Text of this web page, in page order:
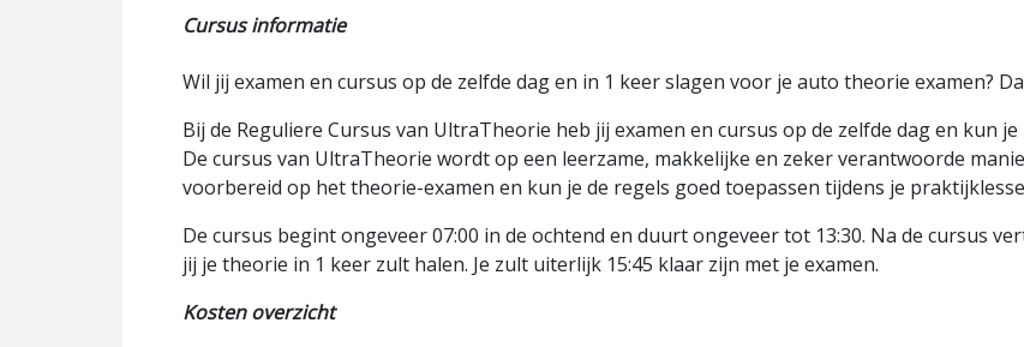
Cursus informatie
Wil jij examen en cursus op de zelfde dag en in 1 keer slagen voor je auto theorie examen?
Bij de Reguliere Cursus van UltraTheorie heb jij examen en cursus op de zelfde dag en kun
De cursus van UltraTheorie wordt op een leerzame, makkelijke en zeker verantwoorde
voorbereid op het theorie-examen en kun je de regels goed toepassen tijdens je
De cursus begint ongeveer 07:00 in de ochtend en duurt ongeveer tot 13:30. Na de cursus
jij je theorie in 1 keer zult halen. Je zult uiterlijk 15:45 klaar zijn met je examen.
Kosten overzicht